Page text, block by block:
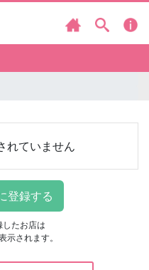
れていません
したお店は
示されます。